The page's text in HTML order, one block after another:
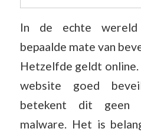
In de echte
bepaalde mate van
Hetzelfde geldt
website goed
betekent dit geen
malware. Het is